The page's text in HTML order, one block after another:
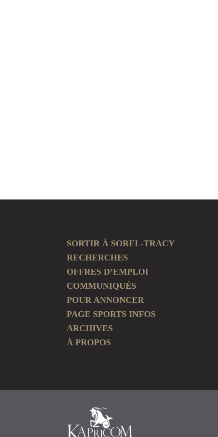
SORTIR À SOREL-TRACY
RECHERCHES
OFFRES D’EMPLOI
COMMUNIQUÉS
POUR ANNONCER
PAGE SPORTS INFOS
ARCHIVES
À PROPOS